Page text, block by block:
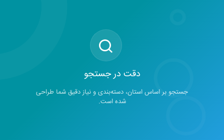
دقت در جستجو
جستجو بر اساس استان، دسته‌بندی و نیاز دقیق شما طراحی
شده است.